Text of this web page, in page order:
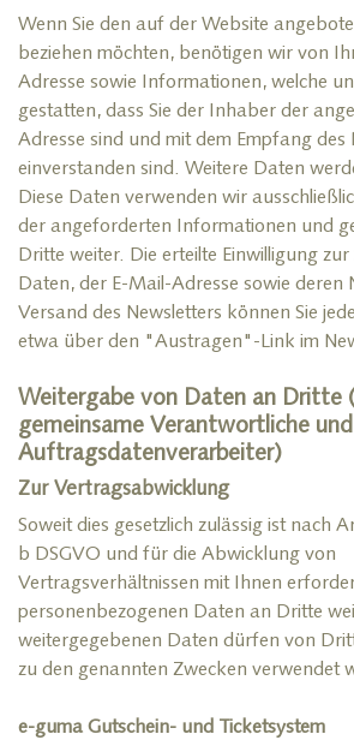
Wenn Sie den auf der Website
beziehen möchten, benötigen wir von
Adresse sowie Informationen, welche
gestatten, dass Sie der Inhaber der
Adresse sind und mit dem Empfang des
einverstanden sind. Weitere Daten
Diese Daten verwenden wir
der angeforderten Informationen und
Dritte weiter. Die erteilte Einwilligung
Daten, der E-Mail-Adresse sowie deren
Versand des Newsletters können Sie
etwa über den "Austragen"-Link im
Weitergabe von Daten an Dritte
gemeinsame Verantwortliche und
Auftragsdatenverarbeiter)
Zur Vertragsabwicklung
Soweit dies gesetzlich zulässig ist nach
b DSGVO und für die Abwicklung von
Vertragsverhältnissen mit Ihnen
personenbezogenen Daten an Dritte
weitergegebenen Daten dürfen von
zu den genannten Zwecken verwendet
e-guma Gutschein- und Ticketsystem